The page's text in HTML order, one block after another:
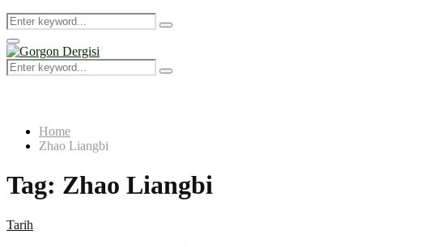
Search
for:
Search
Primary
Menu
Search
for:
Search
Home
Zhao Liangbi
Tag: Zhao Liangbi
Tarih